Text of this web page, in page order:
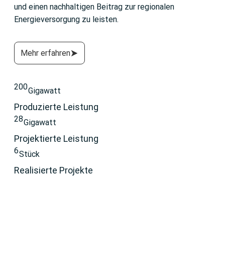
und einen nachhaltigen Beitrag zur regionalen
Energieversorgung zu leisten.
Mehr erfahren
200Gigawatt
Produzierte Leistung
28Gigawatt
Projektierte Leistung
6Stück
Realisierte Projekte